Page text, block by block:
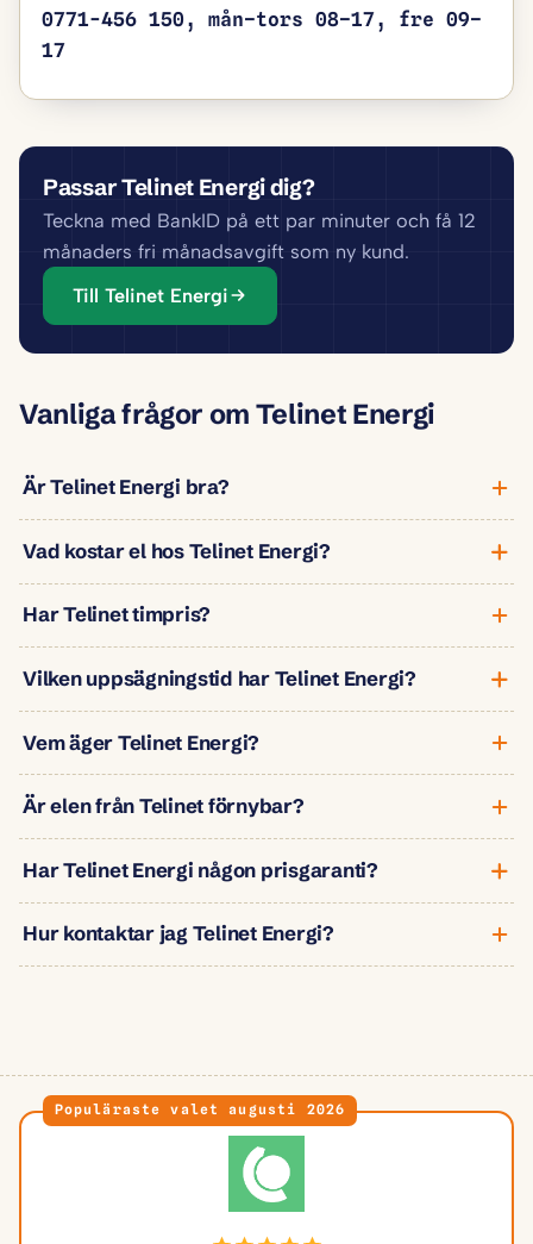
0771-456 150, mån–tors 08–17, fre 09–
17
Passar Telinet Energi dig?
Teckna med BankID på ett par minuter och få 12
månaders fri månadsavgift som ny kund.
Till Telinet Energi
Vanliga frågor om Telinet Energi
Är Telinet Energi bra?
Vad kostar el hos Telinet Energi?
Har Telinet timpris?
Vilken uppsägningstid har Telinet Energi?
Vem äger Telinet Energi?
Är elen från Telinet förnybar?
Har Telinet Energi någon prisgaranti?
Hur kontaktar jag Telinet Energi?
Populäraste valet augusti 2026